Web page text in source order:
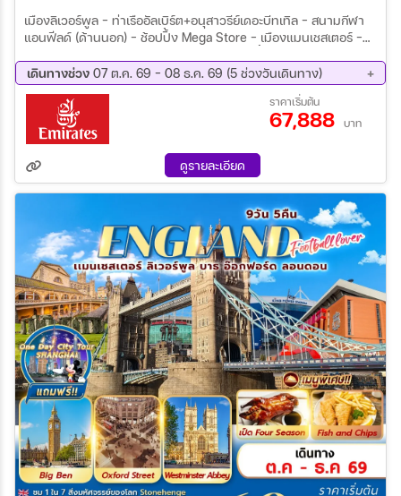
เมืองลิเวอร์พูล – ท่าเรืออัลเบิร์ต+อนุสาวรีย์เดอะบีทเทิล – สนามกีฬา
แอนฟีลด์ (ด้านนอก) – ช้อปปิ้ง Mega Store – เมืองแมนเชสเตอร์ –
แตรตเฟิร์ด อะพอน เอวอน สแตรตเฟิร์ด อะพอน เอวอน – บ้านเกิด
ของวิลเลียม เชกสเปียร์ – เมืองบิสเตอร์ – ช้อปปิ้ง Bicester Village –
เมืองลอนดอน – ชมหอนาฬิกาบิกเบน+ลอนดอนอาย+มหาวิหารเวสต์
มินสเตอร์ เมืองลอนดอน – หอคอยแห่งลอนดอน – เปิดประสบการณ์
ล่องเรือแม่น้ำเทมส์ จากท่าเรือทาวเวอร์ สู่เวสต์มินสเตอร์ (รวมค่าล่อง
เรือ) – ย่านช้อปปิ้ง Oxford Street – ช้อปปิ้งถนนคาร์นาบี – ช้อปปิ้ง
ห้างสรรพสินค้าแฮร์รอดส์
เดินทางช่วง 07 ต.ค. 69 - 08 ธ.ค. 69 (5 ช่วงวันเดินทาง)
07 ต.ค. 69 - 13 ต.ค. 69
21 ต.ค. 69 - 27 ต.ค. 69
04 พ.ย. 69 - 10 พ.ย. 69
18 พ.ย. 69 - 24 พ.ย. 69
02 ธ.ค. 69 - 08 ธ.ค. 69
ราคาเริ่มต้น
67,888 บาท
ดูรายละเอียด